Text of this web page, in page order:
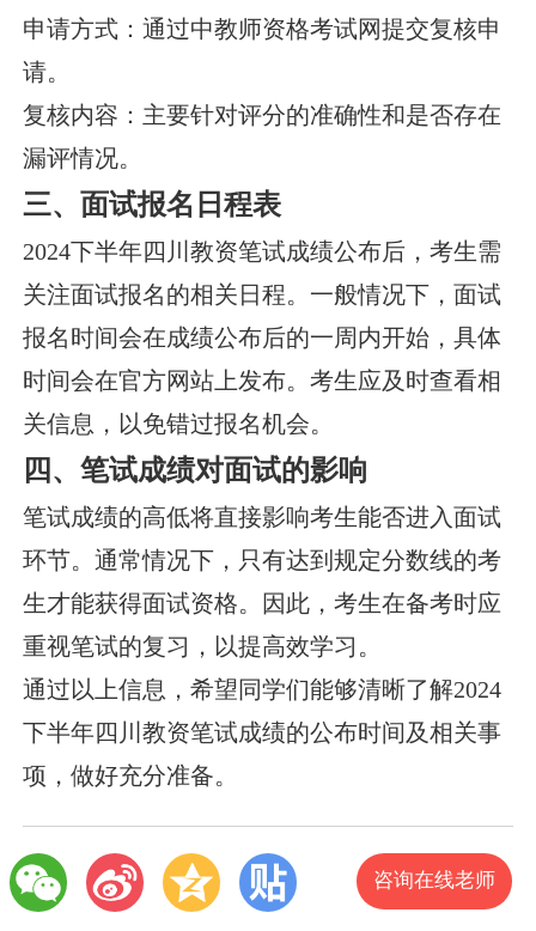
申请方式：通过中教师资格考试网提交复核申
请。
复核内容：主要针对评分的准确性和是否存在
漏评情况。
三、面试报名日程表
2024下半年四川教资笔试成绩公布后，考生需
关注面试报名的相关日程。一般情况下，面试
报名时间会在成绩公布后的一周内开始，具体
时间会在官方网站上发布。考生应及时查看相
关信息，以免错过报名机会。
四、笔试成绩对面试的影响
笔试成绩的高低将直接影响考生能否进入面试
环节。通常情况下，只有达到规定分数线的考
生才能获得面试资格。因此，考生在备考时应
重视笔试的复习，以提高效学习。
通过以上信息，希望同学们能够清晰了解2024
下半年四川教资笔试成绩的公布时间及相关事
项，做好充分准备。
咨询在线老师